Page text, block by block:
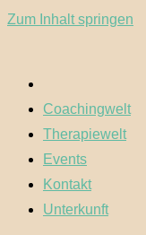
Zum Inhalt springen
Coachingwelt
Therapiewelt
Events
Kontakt
Unterkunft